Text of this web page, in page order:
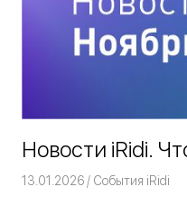
Новости iRidi.
13.01.2026 Команда iRidium
События iRidi